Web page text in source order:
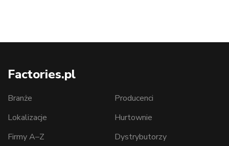
Factories.pl
Branże
Lokalizacje
Firmy A–Z
Producenci
Hurtownie
Dystrybutorzy